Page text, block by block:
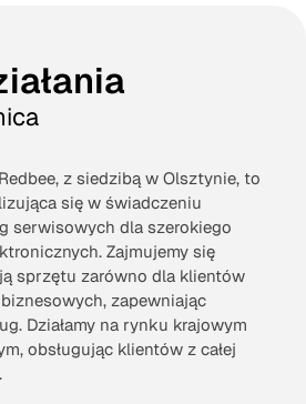
z siedzibą w Olsztynie, to
się w świadczeniu
serwisowych dla szerokiego
Zajmujemy się
sprzętu zarówno dla klientów
zapewniając
Działamy na rynku krajowym
obsługując klientów z całej